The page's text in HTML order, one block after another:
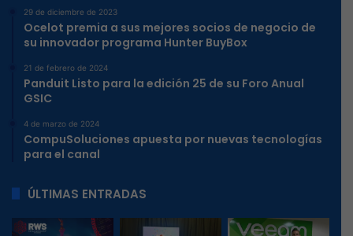
29 de diciembre de 2023
Ocelot premia a sus mejores socios de negocio de
su innovador programa Hunter BuyBox
21 de febrero de 2024
Panduit Listo para la edición 25 de su Foro Anual
GSIC
4 de marzo de 2024
CompuSoluciones apuesta por nuevas tecnologías
para el canal
ÚLTIMAS ENTRADAS